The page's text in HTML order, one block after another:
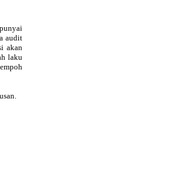
audit
akan
laku